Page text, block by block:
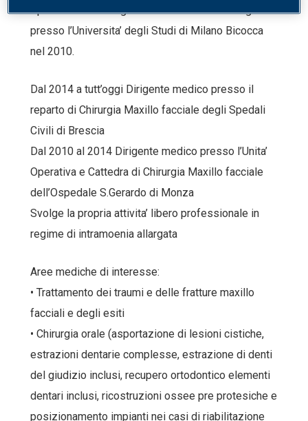
Specialita’ in Chirurgia Maxillo facciale conseguita
presso l’Universita’ degli Studi di Milano Bicocca
nel 2010.
Dal 2014 a tutt’oggi Dirigente medico presso il
reparto di Chirurgia Maxillo facciale degli Spedali
Civili di Brescia
Dal 2010 al 2014 Dirigente medico presso l’Unita’
Operativa e Cattedra di Chirurgia Maxillo facciale
dell’Ospedale S.Gerardo di Monza
Svolge la propria attivita’ libero professionale in
regime di intramoenia allargata
Aree mediche di interesse:
• Trattamento dei traumi e delle fratture maxillo
facciali e degli esiti
• Chirurgia orale (asportazione di lesioni cistiche,
estrazioni dentarie complesse, estrazione di denti
del giudizio inclusi, recupero ortodontico elementi
dentari inclusi, ricostruzioni ossee pre protesiche e
posizionamento impianti nei casi di riabilitazione